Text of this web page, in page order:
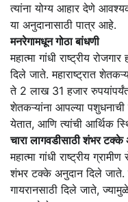
त्यांना योग्य आहार देणे
या अनुदानासाठी पात्र आहे.
मनरेगामधून गोठा बांधणी
महात्मा गांधी राष्ट्रीय
दिले जाते. महाराष्ट्रात
ते 2 लाख 31 हजार
शेतकऱ्यांना आपल्या
येतात, आणि त्यांची आर्थिक
चारा लागवडीसाठी शंभर टक्के
महात्मा गांधी राष्ट्रीय
शंभर टक्के अनुदान दिले जाते.
गायरानसाठी दिले जाते,